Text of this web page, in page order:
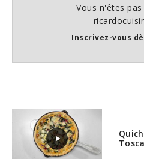
Vous n'êtes
Inscrivez-vous